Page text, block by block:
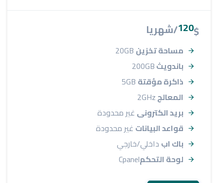
$
120/شهريا
مساحة تخزين
باندويث200GB
ذاكرة مؤقتة
المعالج2GHz
بريد الكترونى غير محدودة
قواعد البيانات غير محدودة
باك اب داخلي/خارجي
لوحة التحكمCpanel